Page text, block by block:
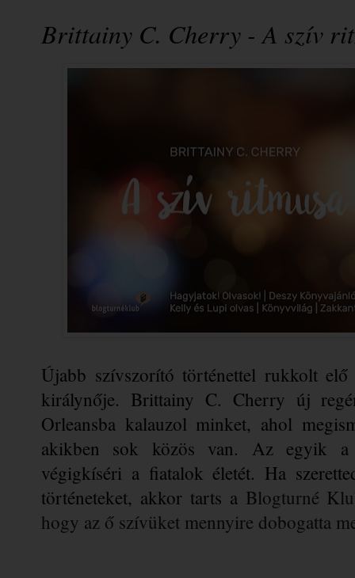
Brittainy C. Cherry - A szív
Újabb szívszorító történettel rukkolt elő
királynője. Brittainy C. Cherry új
Orleansba kalauzol minket, ahol
akikben sok közös van. Az egyik a
végigkíséri a fiatalok életét. Ha
történeteket, akkor tarts a Blogturné
hogy az ő szívüket mennyire dobogatta